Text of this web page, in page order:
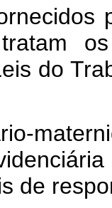
tratam
de